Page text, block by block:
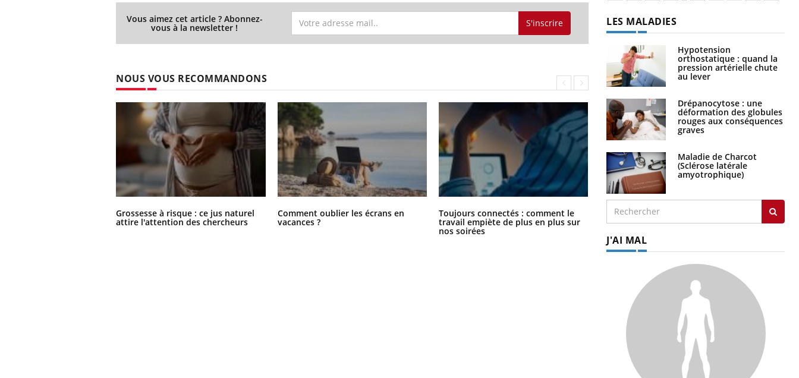
Vous aimez cet article ? Abonnez-
vous à la newsletter ! S'inscrire
NOUS VOUS RECOMMANDONS
Grossesse à risque : ce jus naturel
attire l'attention des chercheurs
Comment oublier les écrans en
vacances ?
Toujours connectés : comment le
travail empiète de plus en plus sur
nos soirées
Cancer colorectal : une stratégie
LES MALADIES
Hypotension
orthostatique : quand la
pression artérielle chute
au lever
Drépanocytose : une
déformation des globules
rouges aux conséquences
graves
Maladie de Charcot
(Sclérose latérale
amyotrophique)
J'AI MAL